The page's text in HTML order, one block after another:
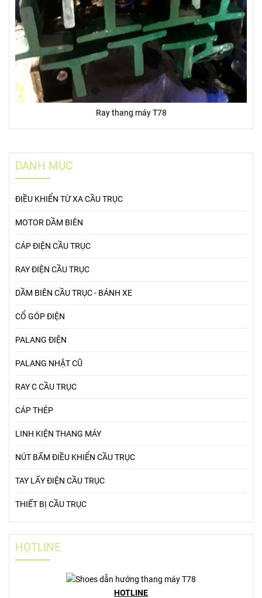
Ray thang máy T78
DANH MỤC
ĐIỀU KHIỂN TỪ XA CẦU TRỤC
MOTOR DẦM BIÊN
CÁP ĐIỆN CẦU TRỤC
RAY ĐIỆN CẦU TRỤC
DẦM BIÊN CẦU TRỤC - BÁNH XE
CỔ GÓP ĐIỆN
PALANG ĐIỆN
PALANG NHẬT CŨ
RAY C CẦU TRỤC
CÁP THÉP
LINH KIỆN THANG MÁY
NÚT BẤM ĐIỀU KHIỂN CẦU TRỤC
TAY LẤY ĐIỆN CẦU TRỤC
THIẾT BỊ CẦU TRỤC
HOTLINE
HOTLINE